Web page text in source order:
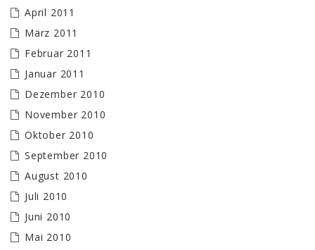
April 2011
März 2011
Februar 2011
Januar 2011
Dezember 2010
November 2010
Oktober 2010
September 2010
August 2010
Juli 2010
Juni 2010
Mai 2010